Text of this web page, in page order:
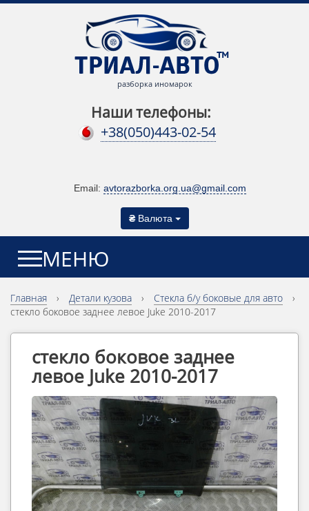
разборка иномарок
Наши телефоны:
+38(050)443-02-54
Email: avtorazborka.org.ua@gmail.com
₴ Валюта
МЕНЮ
Главная › Детали кузова › Cтекла б/у боковые для авто
›
стекло боковое заднее левое Juke 2010-2017
стекло боковое заднее
левое Juke 2010-2017